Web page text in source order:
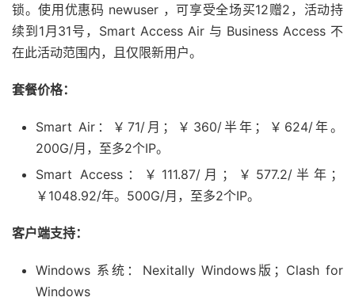
锁。使用优惠码 newuser ，可享受全场买12赠2，活动持
续到1月31号，Smart Access Air 与 Business Access 不
在此活动范围内，且仅限新用户。
套餐价格：
Smart Air：￥71/月；￥360/半年；￥624/年。
200G/月，至多2个IP。
Smart Access：￥111.87/月；￥577.2/半年；
￥1048.92/年。500G/月，至多2个IP。
客户端支持：
Windows 系统：Nexitally Windows版；Clash for
Windows